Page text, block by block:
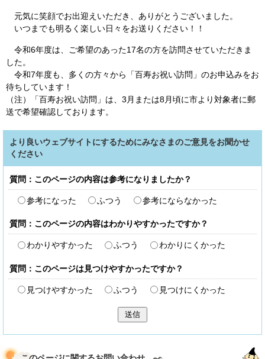
元気に笑顔でお出迎えいただき、ありがとうございました。
いつまでも明るく楽しい日々をお送りください！！
令和6年度は、ご希望のあった17名の方を訪問させていただきま
した。
令和7年度も、多くの方々から「百寿お祝い訪問」のお申込みをお
待ちしています！
（注）「百寿お祝い訪問」は、3月または8月頃に市より対象者に郵
送で希望確認しております。
より良いウェブサイトにするためにみなさまのご意見をお聞かせ
ください
質問：このページの内容は参考になりましたか？
参考になった ふつう 参考にならなかった
質問：このページの内容はわかりやすかったですか？
わかりやすかった ふつう わかりにくかった
質問：このページは見つけやすかったですか？
見つけやすかった ふつう 見つけにくかった
送信